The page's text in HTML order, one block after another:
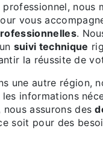
professionnel,
vous
.
suivi technique
la réussite de
une autre région,
informations
nous assurons des
soit pour des